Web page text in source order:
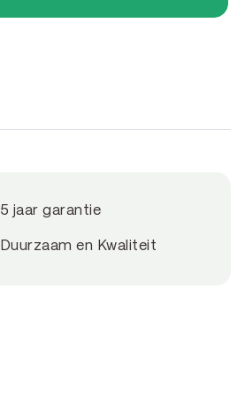
5 jaar garantie
Duurzaam en Kwaliteit